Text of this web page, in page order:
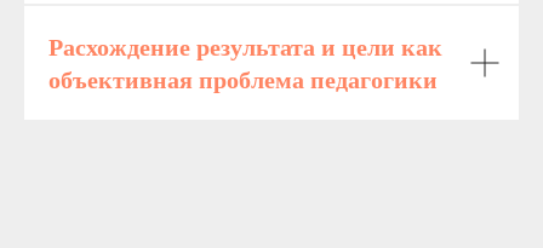
Расхождение результата и цели как
объективная проблема педагогики